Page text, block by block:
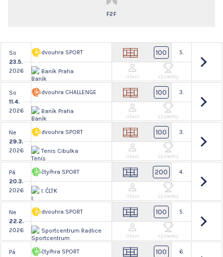
F2F
So
23.5.
2026
dvouhra SPORT
Baník Praha
100 5.
Účast Výsledky
So
11.4.
2026
dvouhra CHALLENGE
Baník Praha
100 3.
Účast Výsledky
Ne
29.3.
2026
dvouhra SPORT
Tenis Cibulka
100 3.
Účast Výsledky
Pá
20.3.
2026
čtyřhra SPORT
I. ČLTK
200 4.
Účast Výsledky
Ne
22.2.
2026
dvouhra SPORT
Sportcentrum Radlice
100 5.
Účast Výsledky
Pá
čtyřhra SPORT 100 6.